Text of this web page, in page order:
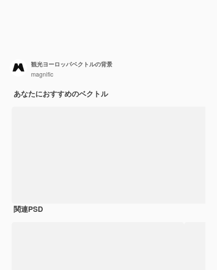
観光ヨーロッパベクトルの背景
magnific
あなたにおすすめのベクトル
関連PSD